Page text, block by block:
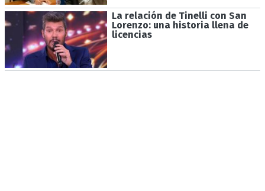
La relación de Tinelli con San
Lorenzo: una historia llena de
licencias